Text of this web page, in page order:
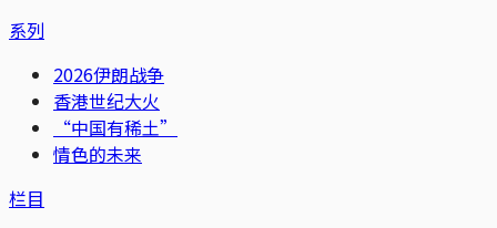
系列
2026伊朗战争
香港世纪大火
“中国有稀土”
情色的未来
栏目